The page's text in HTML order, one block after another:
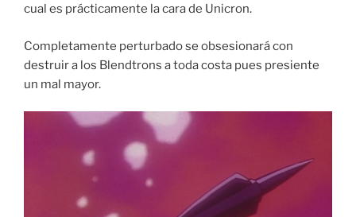
cual es prácticamente la cara de Unicron.
Completamente perturbado se obsesionará con
destruir a los Blendtrons a toda costa pues presiente
un mal mayor.